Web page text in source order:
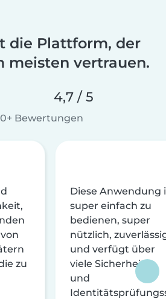
die Plattform, der
meisten vertrauen.
4,7 / 5
Bewertungen
zu
Diese Anwendung
super einfach zu
bedienen, super
nützlich,
und verfügt über
viele Sicherheits-
und